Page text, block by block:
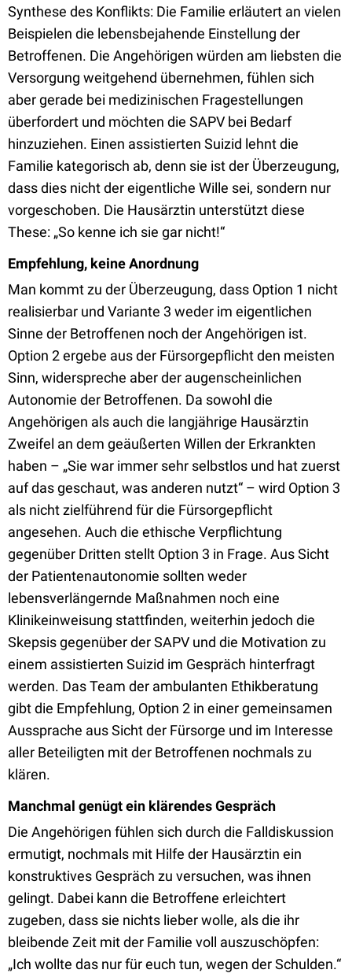
Synthese des Konflikts: Die Familie erläutert an vielen
Beispielen die lebensbejahende Einstellung der
Betroffenen. Die Angehörigen würden am liebsten die
Versorgung weitgehend übernehmen, fühlen sich
aber gerade bei medizinischen Fragestellungen
überfordert und möchten die SAPV bei Bedarf
hinzuziehen. Einen assistierten Suizid lehnt die
Familie kategorisch ab, denn sie ist der Überzeugung,
dass dies nicht der eigentliche Wille sei, sondern nur
vorgeschoben. Die Hausärztin unterstützt diese
These: „So kenne ich sie gar nicht!“
Empfehlung, keine Anordnung
Man kommt zu der Überzeugung, dass Option 1 nicht
realisierbar und Variante 3 weder im eigentlichen
Sinne der Betroffenen noch der Angehörigen ist.
Option 2 ergebe aus der Fürsorgepflicht den meisten
Sinn, widerspreche aber der augenscheinlichen
Autonomie der Betroffenen. Da sowohl die
Angehörigen als auch die langjährige Hausärztin
Zweifel an dem geäußerten Willen der Erkrankten
haben – „Sie war immer sehr selbstlos und hat zuerst
auf das geschaut, was anderen nutzt“ – wird Option 3
als nicht zielführend für die Fürsorgepflicht
angesehen. Auch die ethische Verpflichtung
gegenüber Dritten stellt Option 3 in Frage. Aus Sicht
der Patientenautonomie sollten weder
lebensverlängernde Maßnahmen noch eine
Klinikeinweisung stattfinden, weiterhin jedoch die
Skepsis gegenüber der SAPV und die Motivation zu
einem assistierten Suizid im Gespräch hinterfragt
werden. Das Team der ambulanten Ethikberatung
gibt die Empfehlung, Option 2 in einer gemeinsamen
Aussprache aus Sicht der Fürsorge und im Interesse
aller Beteiligten mit der Betroffenen nochmals zu
klären.
Manchmal genügt ein klärendes Gespräch
Die Angehörigen fühlen sich durch die Falldiskussion
ermutigt, nochmals mit Hilfe der Hausärztin ein
konstruktives Gespräch zu versuchen, was ihnen
gelingt. Dabei kann die Betroffene erleichtert
zugeben, dass sie nichts lieber wolle, als die ihr
bleibende Zeit mit der Familie voll auszuschöpfen:
„Ich wollte das nur für euch tun, wegen der Schulden.“